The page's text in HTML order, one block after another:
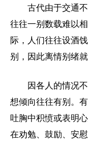
古代由于交通不
往往一别数载难以
际，人们往往设酒
别，因此离情别绪
因各人的情况不
想倾向往往有别。
吐胸中积愤或表明
在劝勉、鼓励、安